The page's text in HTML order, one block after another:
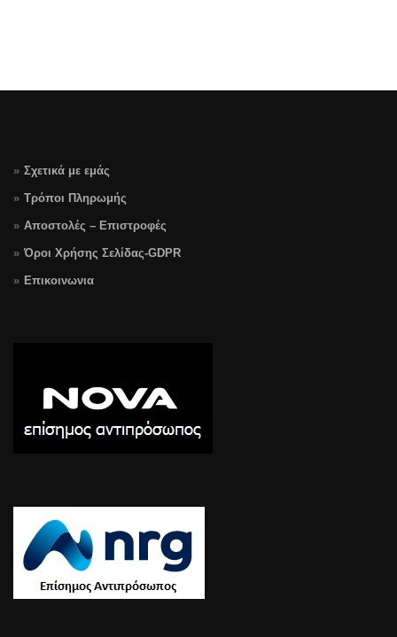
Σχετικά με εμάς
Τρόποι Πληρωμής
Αποστολές – Επιστροφές
Όροι Χρήσης Σελίδας-GDPR
Επικοινωνια